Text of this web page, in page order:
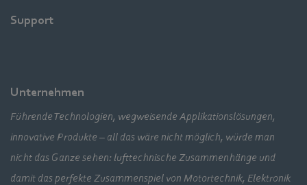
Support
Unternehmen
Führende Technologien, wegweisende Applikationslösungen,
innovative Produkte – all das wäre nicht möglich, würde man
nicht das Ganze sehen: lufttechnische Zusammenhänge und
damit das perfekte Zusammenspiel von Motortechnik, Elektronik